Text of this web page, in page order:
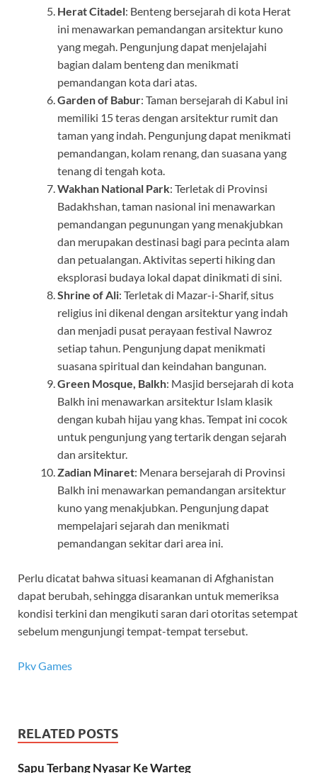
Herat Citadel: Benteng bersejarah di kota Herat
ini menawarkan pemandangan arsitektur kuno
yang megah. Pengunjung dapat menjelajahi
bagian dalam benteng dan menikmati
pemandangan kota dari atas.
Garden of Babur: Taman bersejarah di Kabul ini
memiliki 15 teras dengan arsitektur rumit dan
taman yang indah. Pengunjung dapat menikmati
pemandangan, kolam renang, dan suasana yang
tenang di tengah kota.
Wakhan National Park: Terletak di Provinsi
Badakhshan, taman nasional ini menawarkan
pemandangan pegunungan yang menakjubkan
dan merupakan destinasi bagi para pecinta alam
dan petualangan. Aktivitas seperti hiking dan
eksplorasi budaya lokal dapat dinikmati di sini.
Shrine of Ali: Terletak di Mazar-i-Sharif, situs
religius ini dikenal dengan arsitektur yang indah
dan menjadi pusat perayaan festival Nawroz
setiap tahun. Pengunjung dapat menikmati
suasana spiritual dan keindahan bangunan.
Green Mosque, Balkh: Masjid bersejarah di kota
Balkh ini menawarkan arsitektur Islam klasik
dengan kubah hijau yang khas. Tempat ini cocok
untuk pengunjung yang tertarik dengan sejarah
dan arsitektur.
Zadian Minaret: Menara bersejarah di Provinsi
Balkh ini menawarkan pemandangan arsitektur
kuno yang menakjubkan. Pengunjung dapat
mempelajari sejarah dan menikmati
pemandangan sekitar dari area ini.
Perlu dicatat bahwa situasi keamanan di Afghanistan
dapat berubah, sehingga disarankan untuk memeriksa
kondisi terkini dan mengikuti saran dari otoritas setempat
sebelum mengunjungi tempat-tempat tersebut.
Pkv Games
RELATED POSTS
Sapu Terbang Nyasar Ke Warteg